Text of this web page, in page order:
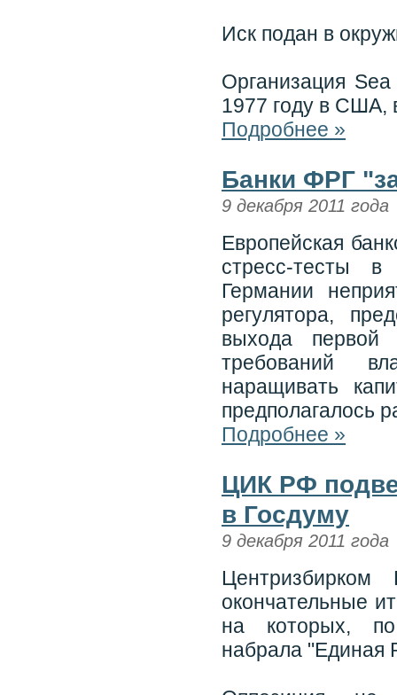
Иск подан в
Организация
1977 году в США,
Подробнее »
Банки ФРГ
9 декабря 2011 года
Европейская
стресс-тесты
Германии
регулятора,
выхода первой
требований
наращивать
предполагалось
Подробнее »
ЦИК РФ
в Госдуму
9 декабря 2011 года
окончательные
на которых, по
набрала "Единая